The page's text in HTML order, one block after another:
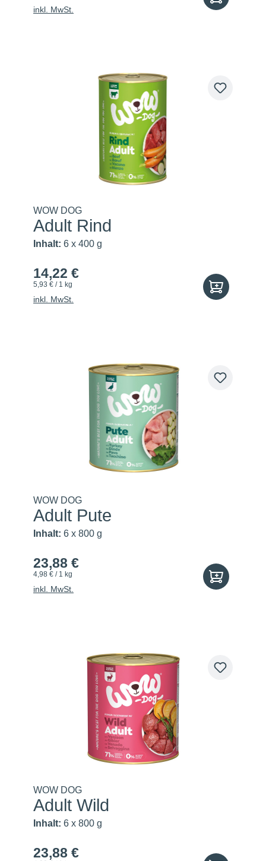
inkl. MwSt.
WOW DOG
Adult Rind
Inhalt: 6 x 400 g
14,22 €
5,93 € / 1 kg
inkl. MwSt.
WOW DOG
Adult Pute
Inhalt: 6 x 800 g
23,88 €
4,98 € / 1 kg
inkl. MwSt.
WOW DOG
Adult Wild
Inhalt: 6 x 800 g
23,88 €